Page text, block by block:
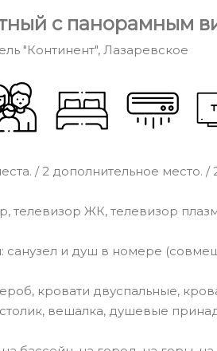
с панорамным
"Континент", Лазаревское
/ 2 дополнительное место. /
телевизор ЖК, телевизор
санузел и душ в номере
кровати двуспальные,
вешалка, душевые